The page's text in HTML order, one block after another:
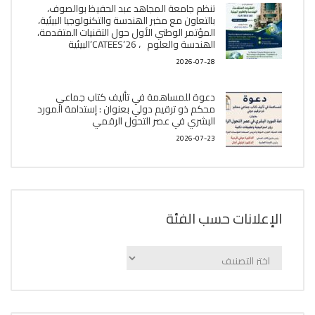
تنظم جامعة المجاهد عبد الحفيظ بوالصوف،
بالتعاون مع مخبر الھندسة والتكنولوجيا البیئیة،
المؤتمر الوطني الأول حول التقنيات المتقدمة،
الھندسة والعلوم ، CATEES’26’البیئية
2026-07-28
دعوة للمساهمة في تأليف كتاب جماعي
محكم ذو ترقيم دولي بعنوان : إستدامة المورد
البشري في عصر التحول الرقمي
2026-07-23
الإعلانات حسب الفئة
الإعلانات